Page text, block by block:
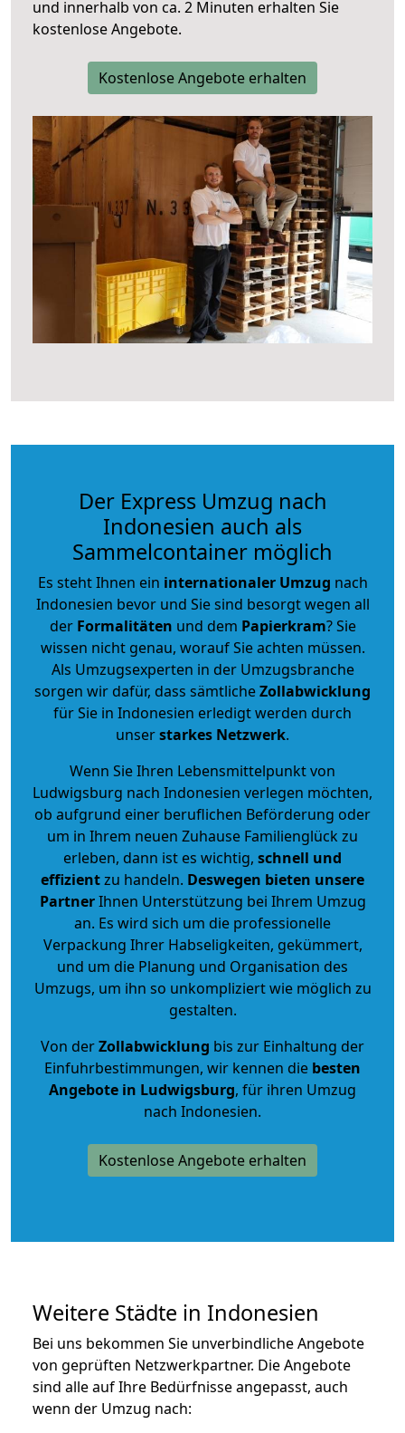
und innerhalb von ca. 2 Minuten erhalten Sie
kostenlose Angebote.
Kostenlose Angebote erhalten
Der Express Umzug nach
Indonesien auch als
Sammelcontainer möglich
Es steht Ihnen ein internationaler Umzug nach
Indonesien bevor und Sie sind besorgt wegen all
der Formalitäten und dem Papierkram? Sie
wissen nicht genau, worauf Sie achten müssen.
Als Umzugsexperten in der Umzugsbranche
sorgen wir dafür, dass sämtlicheZollabwicklung
für Sie in Indonesien erledigt werden durch
unserstarkes Netzwerk.
Wenn Sie Ihren Lebensmittelpunkt von
Ludwigsburg nach Indonesien verlegen möchten,
ob aufgrund einer beruflichen Beförderung oder
um in Ihrem neuen Zuhause Familienglück zu
erleben, dann ist es wichtig, schnell und
effizientzu handeln. Deswegen bieten unsere
PartnerIhnen Unterstützung bei Ihrem Umzug
an. Es wird sich um die professionelle
Verpackung Ihrer Habseligkeiten, gekümmert,
und um die Planung und Organisation des
Umzugs, um ihn so unkompliziert wie möglich zu
gestalten.
Von derZollabwicklung bis zur Einhaltung der
Einfuhrbestimmungen, wir kennen die besten
Angebote in Ludwigsburg, für ihren Umzug
nach Indonesien.
Kostenlose Angebote erhalten
Weitere Städte in Indonesien
Bei uns bekommen Sie unverbindliche Angebote
von geprüften Netzwerkpartner. Die Angebote
sind alle auf Ihre Bedürfnisse angepasst, auch
wenn der Umzug nach: